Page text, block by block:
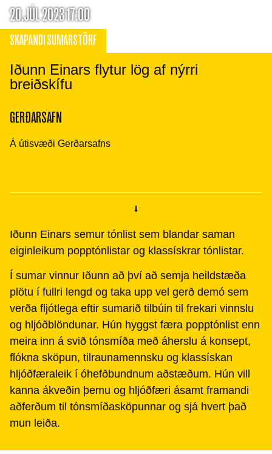
20.JÚL 2023 17:00
Iðunn Einars flytur lög af nýrri
breiðskífu
SKAPANDI SUMARSTÖRF
GERÐARSAFN
Á útisvæði Gerðarsafns
Iðunn Einars semur tónlist sem blandar saman
eiginleikum popptónlistar og klassískrar tónlistar.
Í sumar vinnur Iðunn að því að semja heildstæða
plötu í fullri lengd og taka upp vel gerð demó sem
verða fljótlega eftir sumarið tilbúin til frekari vinnslu
og hljóðblöndunar. Hún hyggst færa popptónlist enn
meira inn á svið tónsmíða með áherslu á konsept,
flókna sköpun, tilraunamennsku og klassískan
hljóðfæraleik í óhefðbundnum aðstæðum. Hún vill
kanna ákveðin þemu og hljóðfæri ásamt framandi
aðferðum til tónsmíðasköpunnar og sjá hvert það
mun leiða.